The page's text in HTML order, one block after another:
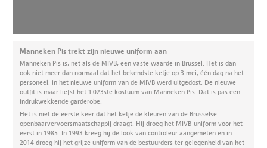
Manneken Pis trekt zijn nieuwe uniform aan
Manneken Pis is, net als de MIVB, een vaste waarde in Brussel. Het is dan
ook niet meer dan normaal dat het bekendste ketje op 3 mei, één dag na het
personeel, in het nieuwe uniform van de MIVB werd uitgedost. De nieuwe
outfit is maar liefst het 1.023ste kostuum van Manneken Pis. Dat is pas een
indrukwekkende garderobe.
Het is niet de eerste keer dat het ketje de kleuren van de Brusselse
openbaarvervoersmaatschappij draagt. Hij droeg het MIVB-uniform voor het
eerst in 1985. In 1993 kreeg hij de look van controleur aangemeten en in
2014 droeg hij het grijze uniform van de bestuurders ter gelegenheid van het